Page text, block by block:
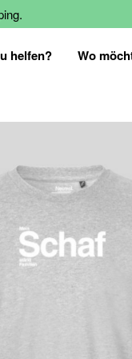
helfen? Wo